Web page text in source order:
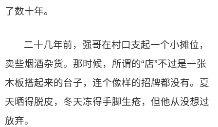
了数十年。
二十几年前，强哥在村口支起一个小摊位，
卖些烟酒杂货。那时候，所谓的“店”不过是一张
木板搭起来的台子，连个像样的招牌都没有。夏
天晒得脱皮，冬天冻得手脚生疮，但他从没想过
放弃。